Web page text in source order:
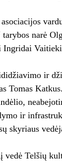
narė
ir
Tomas
ir
skyriaus
vedė Telšių